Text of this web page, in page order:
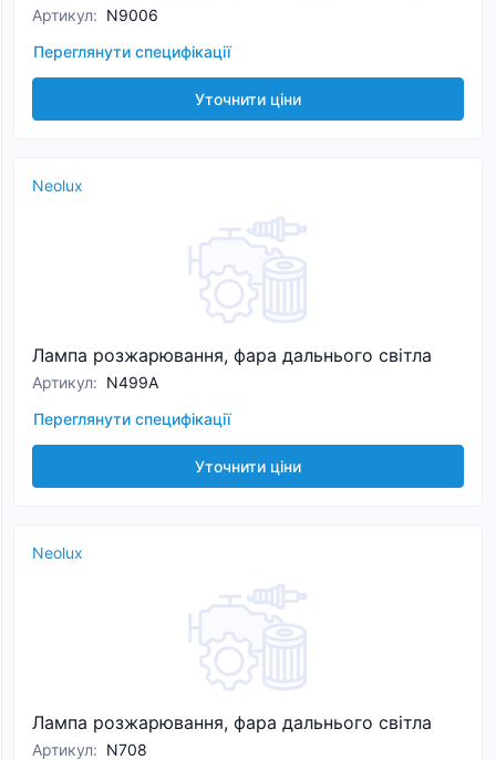
Артикул: N9006
Переглянути специфікації
Уточнити ціни
Neolux
Лампа розжарювання, фара дальнього світла
Артикул: N499A
Переглянути специфікації
Уточнити ціни
Neolux
Лампа розжарювання, фара дальнього світла
Артикул: N708